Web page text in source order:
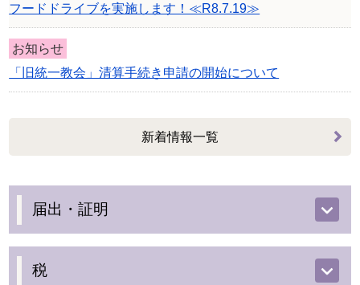
フードドライブを実施します！≪R8.7.19≫
お知らせ
「旧統一教会」清算手続き申請の開始について
新着情報一覧
届出・証明
税